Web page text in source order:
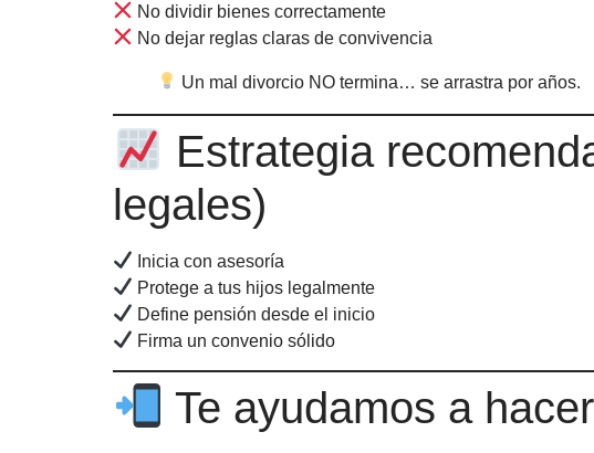
No dividir bienes correctamente
No dejar reglas claras de convivencia
Un mal divorcio NO termina… se arrastra por años.
Estrategia
legales)
Inicia con asesoría
Protege a tus hijos legalmente
Define pensión desde el inicio
Firma un convenio sólido
Te ayudamos a